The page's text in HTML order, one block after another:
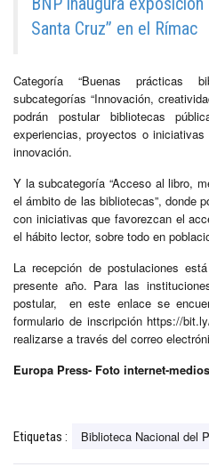
Santa Cruz” en el Rímac
Categoría “Buenas prácticas
subcategorías “Innovación,
podrán postular bibliotecas
experiencias, proyectos o
innovación.
Y la subcategoría “Acceso al libro,
el ámbito de las bibliotecas”, donde
con iniciativas que favorezcan el
el hábito lector, sobre todo en
La recepción de postulaciones
presente año. Para las
postular, en este enlace se
formulario de inscripción https://
realizarse a través del correo
Europa Press- Foto internet-medios
Etiquetas : Biblioteca Nacional del